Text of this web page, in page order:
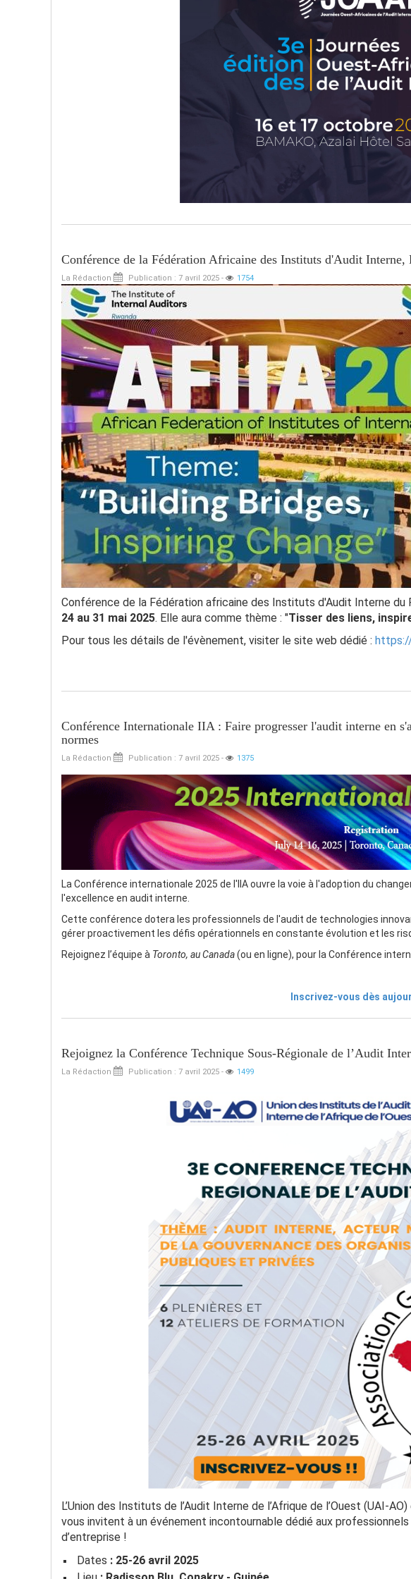
Conférence de la Fédération Africaine des Instituts d'Audit
La Rédaction Publication : 7 avril 2025 - 1754
Conférence de la Fédération africaine des Instituts d'Audit Interne du
24 au 31 mai 2025. Elle aura comme thème : "Tisser des liens,
Pour tous les détails de l'évènement, visiter le site web dédié :
Conférence Internationale IIA : Faire progresser l'audit interne en
normes
La Rédaction Publication : 7 avril 2025 - 1375
La Conférence internationale 2025 de l'IIA ouvre la voie à l'adoption du
l'excellence en audit interne.
Cette conférence dotera les professionnels de l'audit de technologies
gérer proactivement les défis opérationnels en constante évolution et les
Rejoignez l’équipe à Toronto, au Canada(ou en ligne), pour la Conférence
Inscrivez-vous dès
Rejoignez la Conférence Technique Sous-Régionale de l’Audit
La Rédaction Publication : 7 avril 2025 - 1499
L’Union des Instituts de l’Audit Interne de l’Afrique de l’Ouest (UAI-
vous invitent à un événement incontournable dédié aux
d’entreprise !
Dates : 25-26 avril 2025